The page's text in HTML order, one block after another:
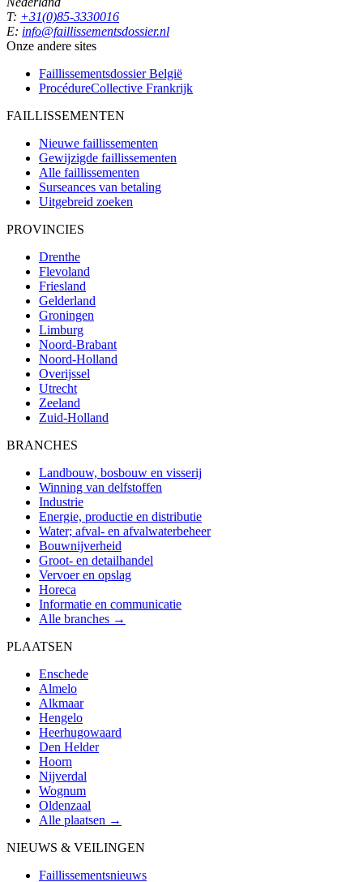
T: +31(0)85-3330016
E: info@faillissementsdossier.nl
Onze andere sites
Faillissementsdossier België
ProcédureCollective Frankrijk
FAILLISSEMENTEN
Nieuwe faillissementen
Gewijzigde faillissementen
Alle faillissementen
Surseances van betaling
Uitgebreid zoeken
PROVINCIES
Drenthe
Flevoland
Friesland
Gelderland
Groningen
Limburg
Noord-Brabant
Noord-Holland
Overijssel
Utrecht
Zeeland
Zuid-Holland
BRANCHES
Landbouw, bosbouw en visserij
Winning van delfstoffen
Industrie
Energie, productie en distributie
Water; afval- en afvalwaterbeheer
Bouwnijverheid
Groot- en detailhandel
Vervoer en opslag
Horeca
Informatie en communicatie
Alle branches →
PLAATSEN
Enschede
Almelo
Alkmaar
Hengelo
Heerhugowaard
Den Helder
Hoorn
Nijverdal
Wognum
Oldenzaal
Alle plaatsen →
NIEUWS & VEILINGEN
Faillissementsnieuws